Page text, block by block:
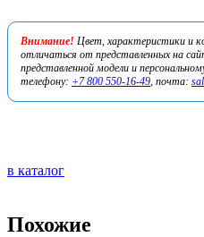
Внимание! Цвет, характеристики и
отличаться от представленных на
представленной модели и
телефону: +7 800 550-16-49 , почта:
в каталог
Похожие